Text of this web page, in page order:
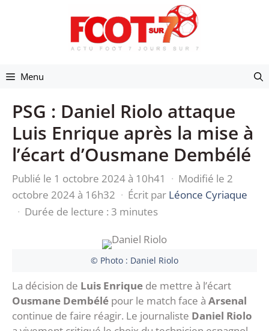
Menu
PSG : Daniel Riolo attaque
Luis Enrique après la mise à
l’écart d’Ousmane Dembélé
Publié le 1 octobre 2024 à 10h41 · Modifié le 2
octobre 2024 à 16h32 · Écrit par Léonce Cyriaque
· Durée de lecture : 3 minutes
© Photo : Daniel Riolo
La décision de Luis Enrique de mettre à l’écart
Ousmane Dembélé pour le match face à Arsenal
continue de faire réagir. Le journaliste Daniel Riolo